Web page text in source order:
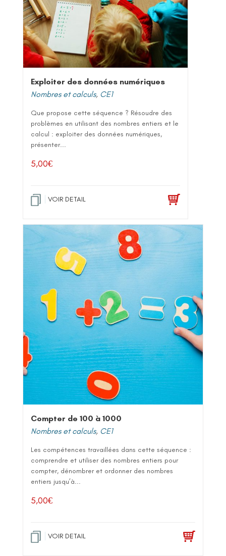
Exploiter des données numériques
Nombres et calculs, CE1
Que propose cette séquence ? Résoudre des
problèmes en utilisant des nombres entiers et le
calcul : exploiter des données numériques,
présenter...
5,00€
VOIR DETAIL
Compter de 100 à 1000
Nombres et calculs, CE1
Les compétences travaillées dans cette séquence :
comprendre et utiliser des nombres entiers pour
compter, dénombrer et ordonner des nombres
entiers jusqu’à...
5,00€
VOIR DETAIL